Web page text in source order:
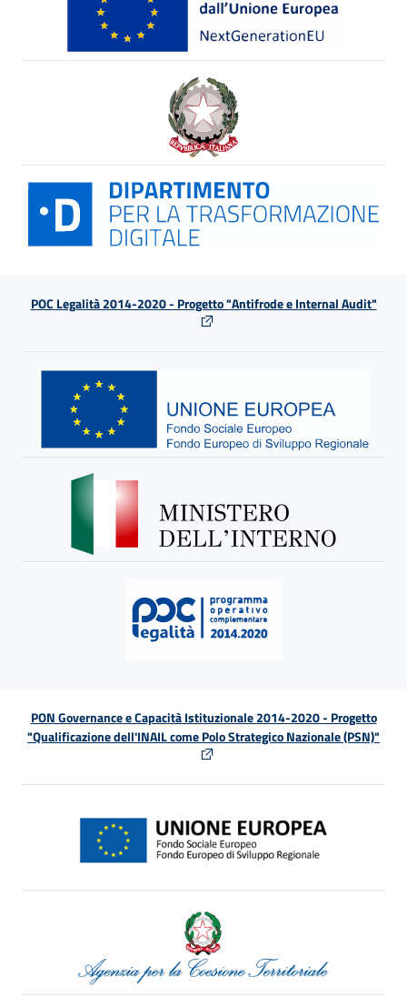
POC Legalità 2014-2020 - Progetto "Antifrode e Internal Audit"
PON Governance e Capacità Istituzionale 2014-2020 - Progetto
"Qualificazione dell'INAIL come Polo Strategico Nazionale (PSN)"